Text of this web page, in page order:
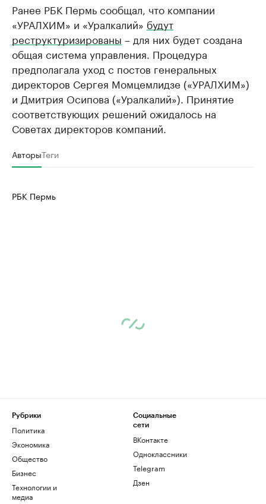
Ранее РБК Пермь сообщал, что компании
«УРАЛХИМ» и «Уралкалий» будут
реструктуризированы – для них будет создана
общая система управления. Процедура
предполагала уход с постов генеральных
директоров Сергея Момцемлидзе («УРАЛХИМ»)
и Дмитрия Осипова («Уралкалий»). Принятие
соответствующих решений ожидалось на
Советах директоров компаний.
АвторыТеги
РБК Пермь
Рубрики
Политика
Экономика
Общество
Бизнес
Технологии и
медиа
Социальные
сети
ВКонтакте
Одноклассники
Telegram
Дзен